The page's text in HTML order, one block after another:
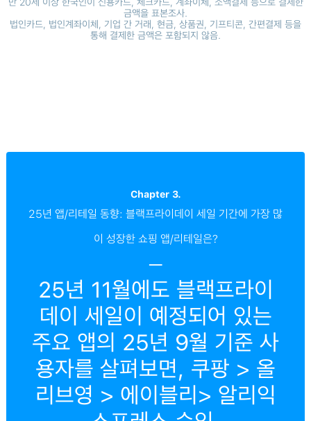
금액을 표본조사.
법인카드, 법인계좌이체, 기업 간 거래, 현금, 상품권, 기프티콘, 간편결제 등을
통해 결제한 금액은 포함되지 않음.
Chapter 3.
25년 앱/리테일 동향: 블랙프라이데이 세일 기간에 가장 많
이 성장한 쇼핑 앱/리테일은?
─
25년 11월에도 블랙프라이
데이 세일이 예정되어 있는
주요 앱의 25년 9월 기준 사
용자를 살펴보면, 쿠팡 > 올
리브영 > 에이블리> 알리익